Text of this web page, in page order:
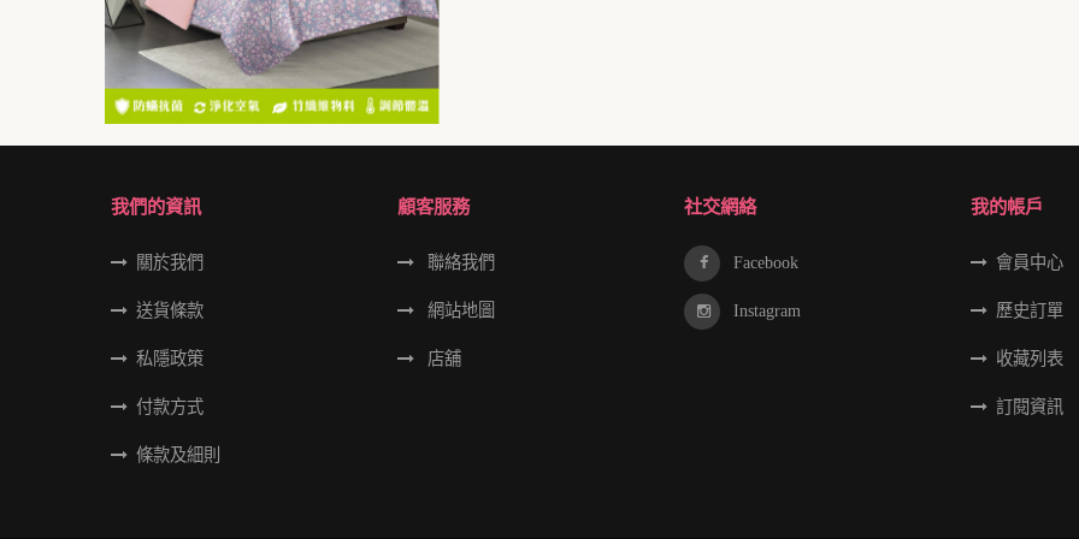
我們的資訊
關於我們
送貨條款
私隱政策
付款方式
條款及細則
顧客服務
聯絡我們
網站地圖
店舖
社交網絡
Facebook
Instagram
我的帳戶
會員中心
歷史訂單
收藏列表
訂閱資訊